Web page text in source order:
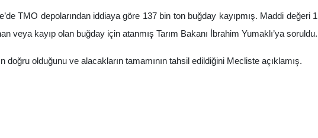
TMO depolarından iddiaya göre 137 bin ton buğday kayıpmış. Maddi değeri 1
veya kayıp olan buğday için atanmış Tarım Bakanı İbrahim Yumaklı’ya soruldu.
doğru olduğunu ve alacakların tamamının tahsil edildiğini Mecliste açıklamış.